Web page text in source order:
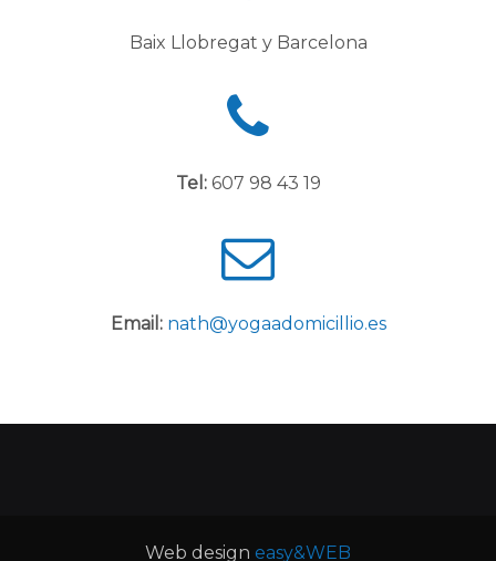
Baix Llobregat y Barcelona
Tel:607 98 43 19
Email: nath@yogaadomicillio.es
Web design easy&WEB